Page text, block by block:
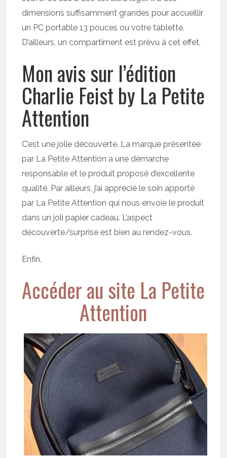
dimensions suffisamment grandes pour accueillir
un PC portable 13 pouces ou votre tablette.
D’ailleurs, un compartiment est prévu à cet effet.
Mon avis sur l’édition
Charlie Feist by La Petite
Attention
C’est une jolie découverte. La marque présentée
par La Petite Attention a une démarche
responsable et le produit proposé d’excellente
qualité. Par ailleurs, j’ai apprécié le soin apporté
par La Petite Attention qui nous envoie le produit
dans un joli papier cadeau. L’aspect
découverte/surprise est bien au rendez-vous.
Enfin,
Accéder au site La Petite
Attention